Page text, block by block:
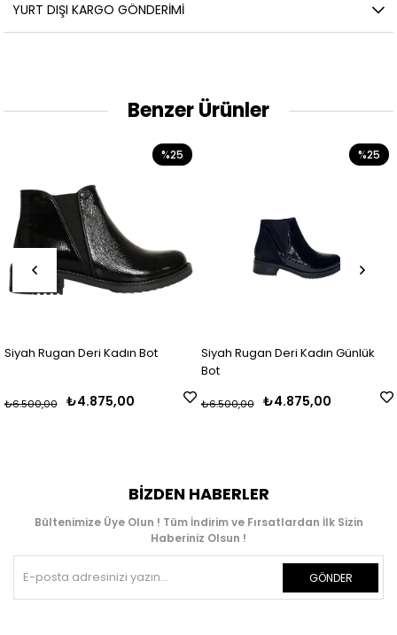
YURT DIŞI KARGO GÖNDERIMI
Benzer Ürünler
Siyah Rugan Deri Kadın Bot
₺4.875,00
₺6.500,00
%25
Siyah Rugan Deri Kadın Günlük
Bot
₺4.875,00
₺6.500,00
%25
BIZDEN HABERLER
Bültenimize Üye Olun ! Tüm İndirim ve Fırsatlardan İlk Sizin
Haberiniz Olsun !
GÖNDER